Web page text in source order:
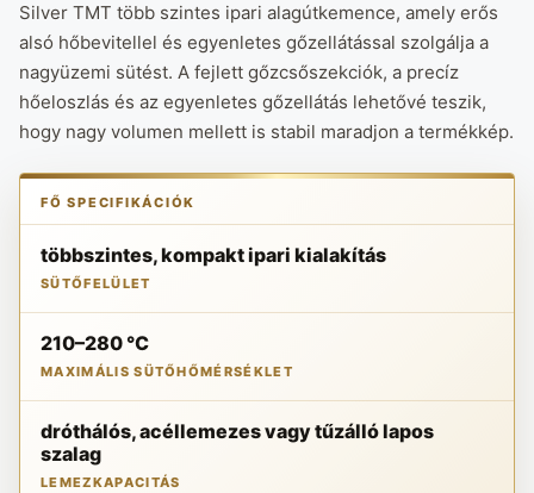
Silver TMT több szintes ipari alagútkemence, amely erős
alsó hőbevitellel és egyenletes gőzellátással szolgálja a
nagyüzemi sütést. A fejlett gőzcsőszekciók, a precíz
hőeloszlás és az egyenletes gőzellátás lehetővé teszik,
hogy nagy volumen mellett is stabil maradjon a termékkép.
FŐ SPECIFIKÁCIÓK
többszintes, kompakt ipari kialakítás
SÜTŐFELÜLET
210–280 °C
MAXIMÁLIS SÜTŐHŐMÉRSÉKLET
dróthálós, acéllemezes vagy tűzálló lapos
szalag
LEMEZKAPACITÁS